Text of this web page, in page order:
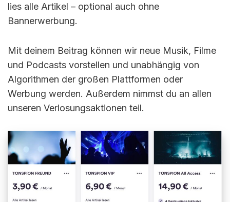
lies alle Artikel – optional auch ohne
Bannerwerbung.
Mit deinem Beitrag können wir neue Musik, Filme
und Podcasts vorstellen und unabhängig von
Algorithmen der großen Plattformen oder
Werbung werden. Außerdem nimmst du an allen
unseren Verlosungsaktionen teil.